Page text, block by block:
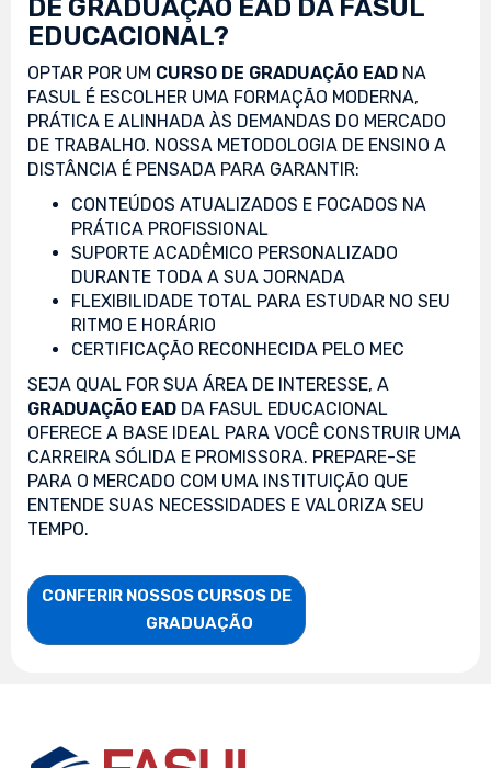
DE GRADUAÇÃO EAD DA FASUL
EDUCACIONAL?
OPTAR POR UM CURSO DE GRADUAÇÃO EAD NA
FASUL É ESCOLHER UMA FORMAÇÃO MODERNA,
PRÁTICA E ALINHADA ÀS DEMANDAS DO MERCADO
DE TRABALHO. NOSSA METODOLOGIA DE ENSINO A
DISTÂNCIA É PENSADA PARA GARANTIR:
CONTEÚDOS ATUALIZADOS E FOCADOS NA
PRÁTICA PROFISSIONAL
SUPORTE ACADÊMICO PERSONALIZADO
DURANTE TODA A SUA JORNADA
FLEXIBILIDADE TOTAL PARA ESTUDAR NO SEU
RITMO E HORÁRIO
CERTIFICAÇÃO RECONHECIDA PELO MEC
SEJA QUAL FOR SUA ÁREA DE INTERESSE, A
GRADUAÇÃO EAD DA FASUL EDUCACIONAL
OFERECE A BASE IDEAL PARA VOCÊ CONSTRUIR UMA
CARREIRA SÓLIDA E PROMISSORA. PREPARE-SE
PARA O MERCADO COM UMA INSTITUIÇÃO QUE
ENTENDE SUAS NECESSIDADES E VALORIZA SEU
TEMPO.
CONFERIR NOSSOS CURSOS DE
                    GRADUAÇÃO